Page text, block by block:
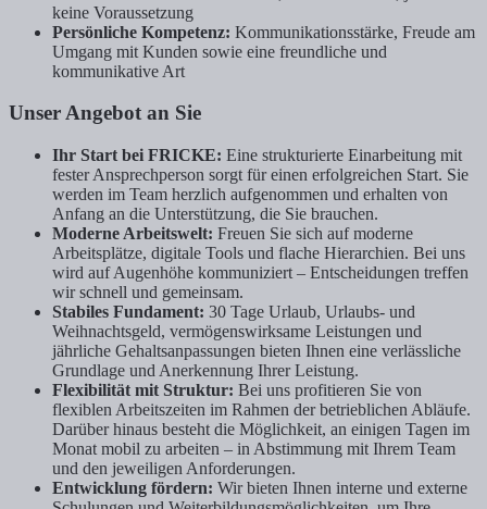
keine Voraussetzung
Persönliche Kompetenz: Kommunikationsstärke, Freude am
Umgang mit Kunden sowie eine freundliche und
kommunikative Art
Unser Angebot an Sie
Ihr Start bei FRICKE: Eine strukturierte Einarbeitung mit
fester Ansprechperson sorgt für einen erfolgreichen Start. Sie
werden im Team herzlich aufgenommen und erhalten von
Anfang an die Unterstützung, die Sie brauchen.
Moderne Arbeitswelt: Freuen Sie sich auf moderne
Arbeitsplätze, digitale Tools und flache Hierarchien. Bei uns
wird auf Augenhöhe kommuniziert – Entscheidungen treffen
wir schnell und gemeinsam.
Stabiles Fundament: 30 Tage Urlaub, Urlaubs- und
Weihnachtsgeld, vermögenswirksame Leistungen und
jährliche Gehaltsanpassungen bieten Ihnen eine verlässliche
Grundlage und Anerkennung Ihrer Leistung.
Flexibilität mit Struktur: Bei uns profitieren Sie von
flexiblen Arbeitszeiten im Rahmen der betrieblichen Abläufe.
Darüber hinaus besteht die Möglichkeit, an einigen Tagen im
Monat mobil zu arbeiten – in Abstimmung mit Ihrem Team
und den jeweiligen Anforderungen.
Entwicklung fördern: Wir bieten Ihnen interne und externe